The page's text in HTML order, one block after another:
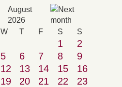
August
2026
W T F S S
1
2
5 6 7 8
9
12 13 14 15
16
19 20 21 22
23